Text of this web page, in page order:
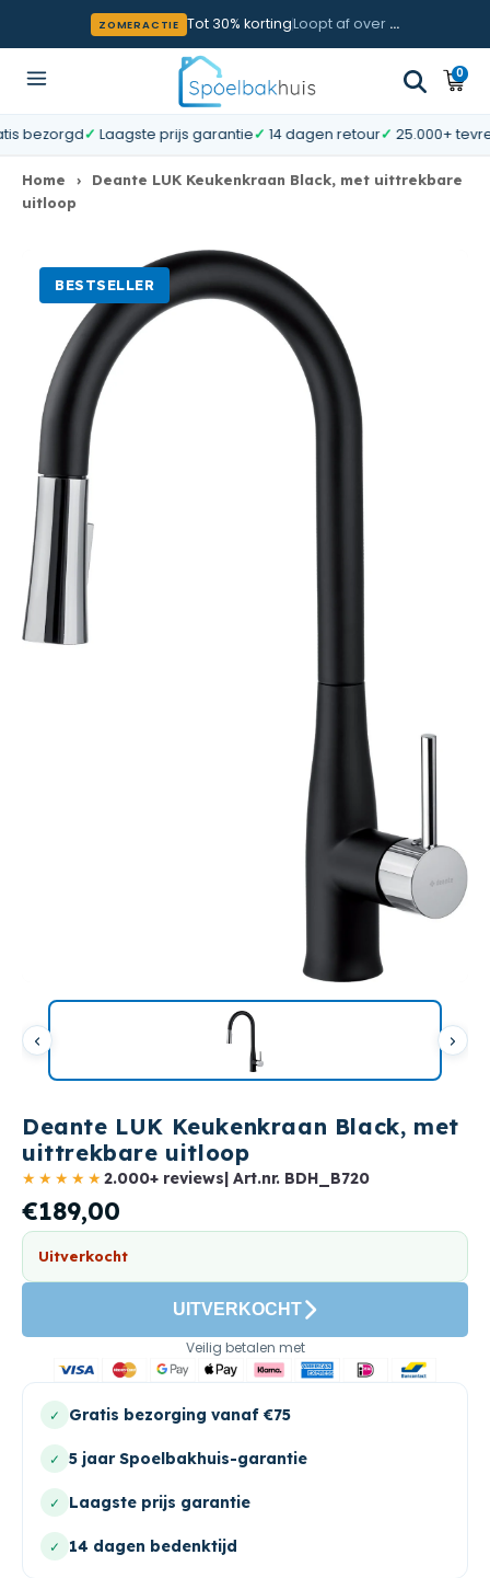
Meteen naar de content
ZOMERACTIE Tot 30% kortingLoopt af over …
00
✓Laagste prijs garantie✓14 dagen retour✓25.000+
Home ›
Deante LUK Keukenkraan Black, met uittrekbare
uitloop
BESTSELLER
Deante LUK Keukenkraan Black, met
uittrekbare uitloop
★★★★★2.000+ reviews | Art.nr. BDH_B720
€189,00
Uitverkocht
UITVERKOCHT
Veilig betalen met
✓ Gratis bezorging vanaf €75
✓ 5 jaar Spoelbakhuis-garantie
✓ Laagste prijs garantie
✓ 14 dagen bedenktijd